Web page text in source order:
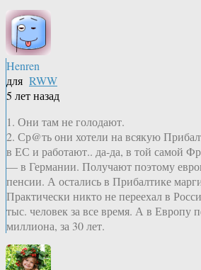
Henren
для RWW
5 лет назад
1. Они там не голодают.
2. Ср@ть они хотели на всякую
в ЕС и работают.. да-да, в той самой
— в Германии. Получают поэтому
пенсии. А остались в Прибалтике
Практически никто не переехал в
тыс. человек за все время. А в Европу
миллиона, за 30 лет.